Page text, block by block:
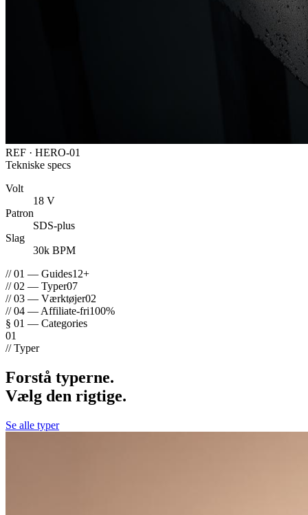
REF · HERO-01
Tekniske specs
Volt
18 V
Patron
SDS-plus
Slag
30k BPM
// 01 — Guides12+
// 02 — Typer07
// 03 — Værktøjer02
// 04 — Affiliate-fri100%
§ 01 — Categories
01
// Typer
Forstå typerne.
Vælg den rigtige.
Se alle typer